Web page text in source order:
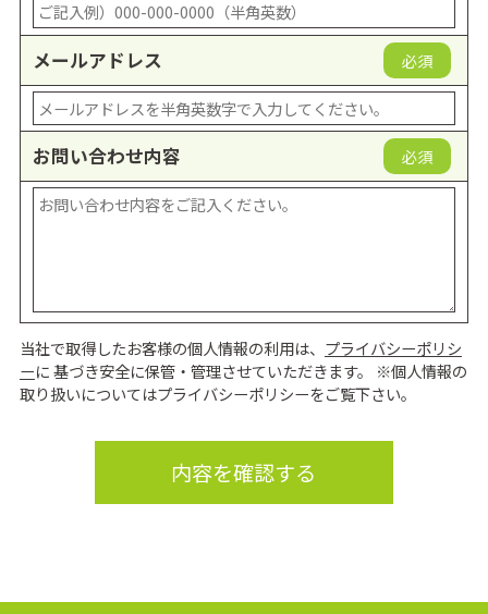
メールアドレス 必須
お問い合わせ内容 必須
当社で取得したお客様の個人情報の利用は、 プライバシーポリシ
ーに 基づき安全に保管・管理させていただきます。 ※個人情報の
取り扱いについてはプライバシーポリシーをご覧下さい。
内容を確認する